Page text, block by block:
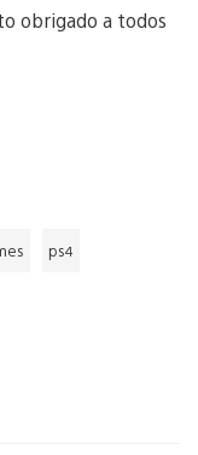
obrigado a todos
ps4